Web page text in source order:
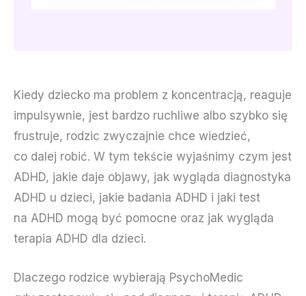
Kiedy dziecko ma problem z koncentracją, reaguje
impulsywnie, jest bardzo ruchliwe albo szybko się
frustruje, rodzic zwyczajnie chce wiedzieć,
co dalej robić. W tym tekście wyjaśnimy czym jest
ADHD, jakie daje objawy, jak wygląda diagnostyka
ADHD u dzieci, jakie badania ADHD i jaki test
na ADHD mogą być pomocne oraz jak wygląda
terapia ADHD dla dzieci.
Dlaczego rodzice wybierają PsychoMedic